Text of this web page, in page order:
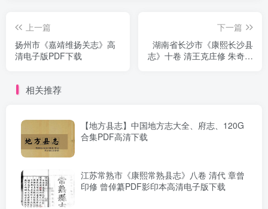
上一篇
扬州市《嘉靖维扬关志》高
清电子版PDF下载
下一篇
湖南省长沙市《康熙长沙县
志》十卷 清王克庄修 朱奇政
相关推荐
【地方县志】中国地方志大全、府志、120G
合集PDF高清下载
江苏常熟市《康熙常熟县志》八卷 清代 章曾
印修 曾倬纂PDF影印本高清电子版下载